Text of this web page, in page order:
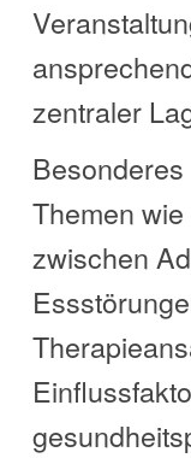
zentraler
Themen
zwischen